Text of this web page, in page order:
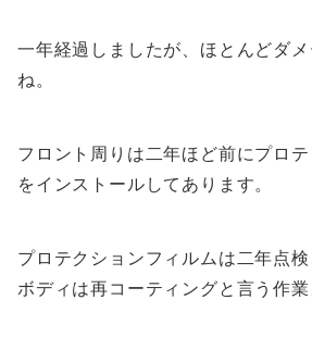
一年経過しましたが、ほとんどダ
ね。
フロント周りは二年ほど前にプロ
をインストールしてあります。
プロテクションフィルムは二年点
ボディは再コーティングと言う作業